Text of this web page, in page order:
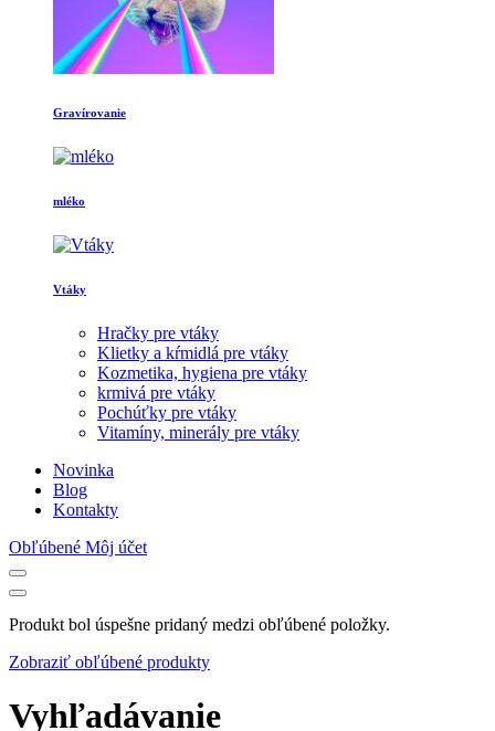
Gravírovanie
mléko
Vtáky
Hračky pre vtáky
Klietky a kŕmidlá pre vtáky
Kozmetika, hygiena pre vtáky
krmivá pre vtáky
Pochúťky pre vtáky
Vitamíny, minerály pre vtáky
Novinka
Blog
Kontakty
Obľúbené Môj účet
Produkt bol úspešne pridaný medzi obľúbené položky.
Zobraziť obľúbené produkty
Vyhľadávanie